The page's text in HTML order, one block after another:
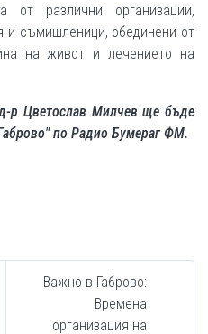
от различни организации,
и съмишленици, обединени от
на живот и лечението на
р Цветослав Милчев ще бъде
по Радио Бумераг ФМ.
Важно в Габрово:
Времена
организация на